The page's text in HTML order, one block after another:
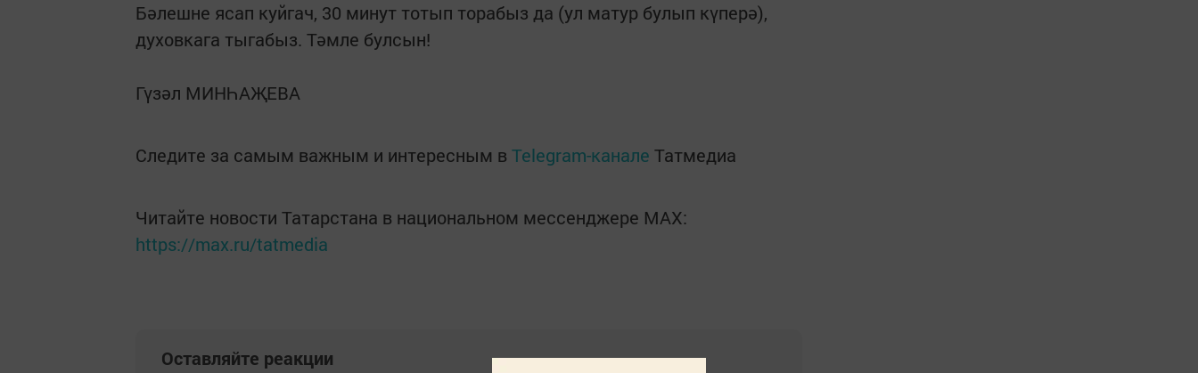
Бәлешне ясап куйгач, 30 минут тотып торабыз да (ул матур булып күперә),
духовкага тыгабыз. Тәмле булсын!
Гүзәл МИНҺАҖЕВА
Следите за самым важным и интересным в Telegram-канале Татмедиа
Читайте новости Татарстана в национальном мессенджере MАХ:
https://max.ru/tatmedia
Оставляйте реакции